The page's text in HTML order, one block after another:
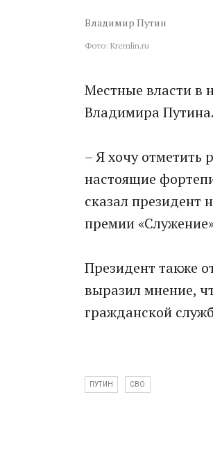
Владимир Путин
Фото: Kremlin.ru
Местные власти в
Владимира Путина.
– Я хочу отметить
настоящие
сказал президент
премии
Президент также
выразил мнение,
гражданской
ПУТИН СВО